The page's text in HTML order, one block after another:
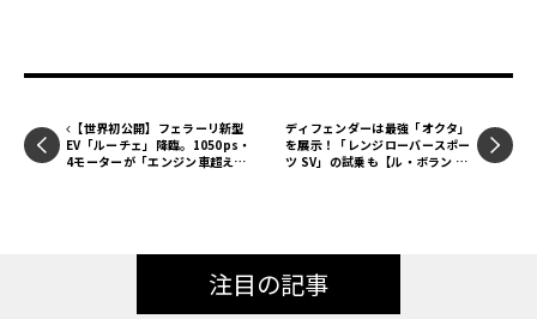
【世界初公開】フェラーリ新型
EV「ルーチェ」降臨。1050ps・
4モーターが「エンジン車超え」
ディフェンダーは最強「オクタ」
を展示！「レンジローバースポー
ツ SV」の試乗も【ル・ボラン カ
注目の記事